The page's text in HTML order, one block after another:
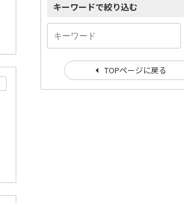
キーワードで絞り込む
TOPページに戻る